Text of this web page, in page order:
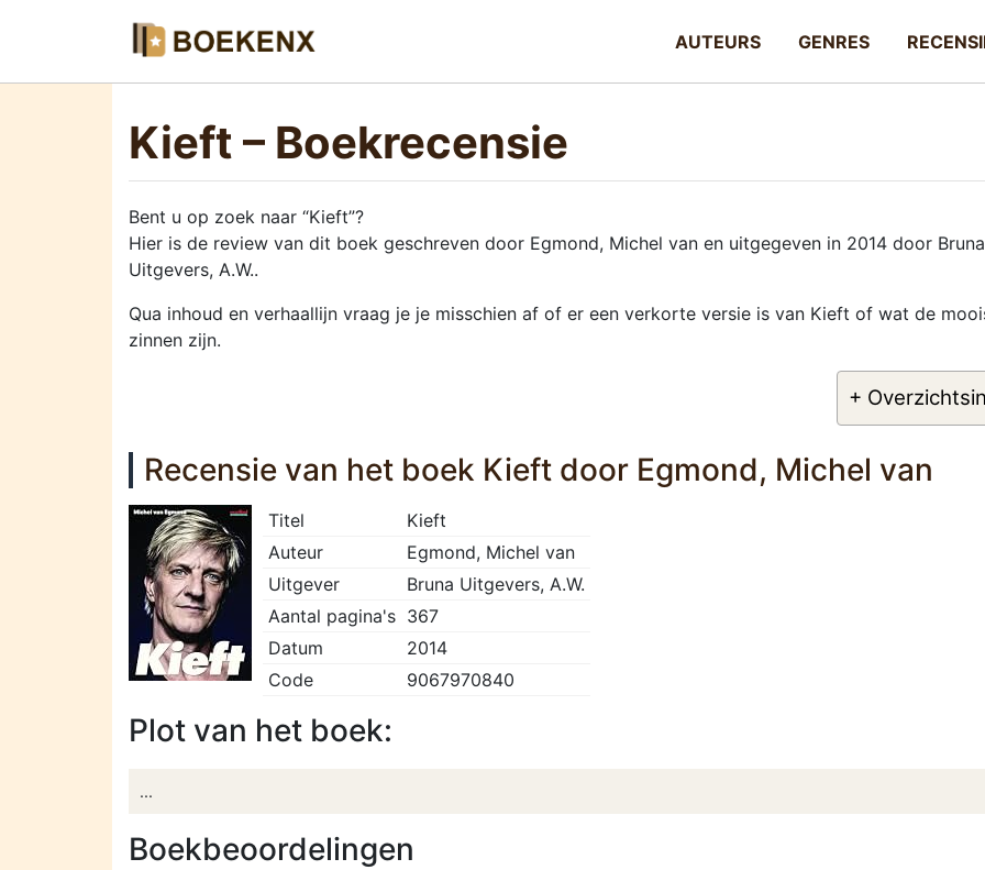
AUTEURS GENRES
Kieft – Boekrecensie
Bent u op zoek naar “Kieft”?
Hier is de review van dit boek geschreven door Egmond, Michel van en uitgegeven in 2014 door Bruna
Uitgevers, A.W..
Qua inhoud en verhaallijn vraag je je misschien af of er een verkorte versie is van Kieft of wat de
zinnen zijn.
+
Recensie van het boek Kieft door Egmond, Michel van
Titel
Kieft
Auteur
Egmond, Michel van
Uitgever
Bruna Uitgevers, A.W.
Aantal pagina's 367
Datum
2014
Code
9067970840
Plot van het boek:
...
Boekbeoordelingen